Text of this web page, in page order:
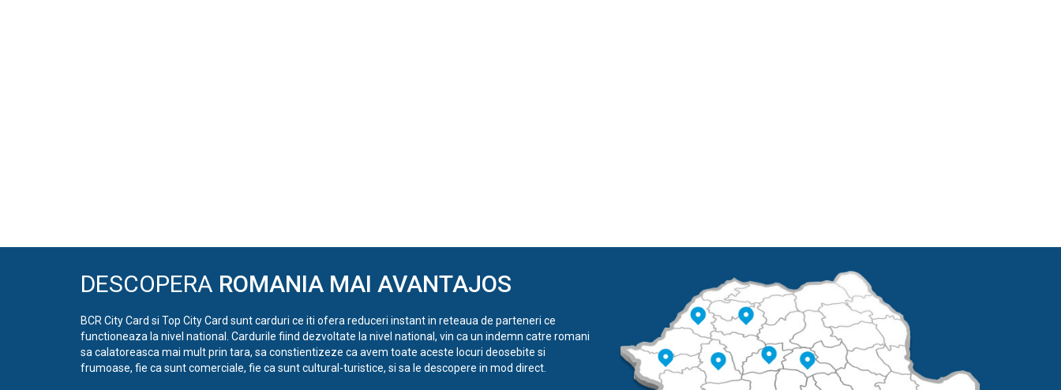
DESCOPERA ROMANIA MAI AVANTAJOS
BCR City Card si Top City Card sunt carduri ce iti ofera reduceri instant in reteaua de parteneri ce
functioneaza la nivel national. Cardurile fiind dezvoltate la nivel national, vin ca un indemn catre romani
sa calatoreasca mai mult prin tara, sa constientizeze ca avem toate aceste locuri deosebite si
frumoase, fie ca sunt comerciale, fie ca sunt cultural-turistice, si sa le descopere in mod direct.